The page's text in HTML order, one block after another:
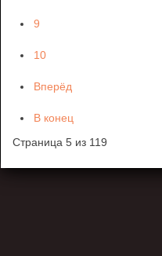
9
10
Вперёд
В конец
Страница 5 из 119